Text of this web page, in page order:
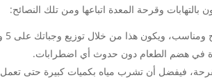
وقرحة المعدة اتباعها ومن تلك النصائح:
هذا من خلال توزيع وجباتك على 5 وجبات بدلًا من 3.
في هضم الطعام دون حدوث أي اضطرابات.
فيفضل أن تشرب مياه بكميات كبيرة حتى